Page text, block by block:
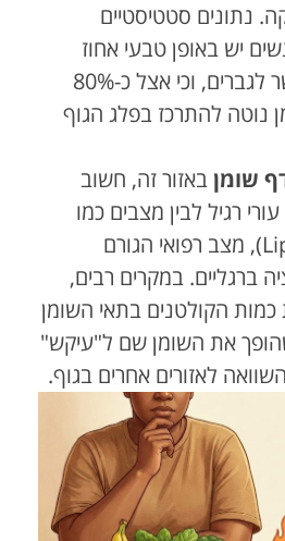
נתונים סטטיסטיים
יש באופן טבעי אחוז
שומן גבוה יותר מאשר לגברים, וכי אצל כ-80%
נוטה להתרכז בפלג הגוף
שומןבאזור זה, חשוב
רגיל לבין מצבים כמו
ליפאדמה (Lipedema), מצב רפואי הגורם
ברגליים. במקרים רבים,
הקולטנים בתאי השומן
את השומן שם ל"עיקש"
לאזורים אחרים בגוף.